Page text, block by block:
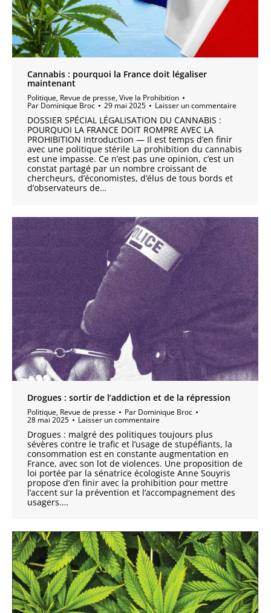
Cannabis : pourquoi la France doit légaliser
maintenant
Politique, Revue de presse,Vive la Prohibition
Par Dominique Broc 29 mai 2025 Laisser un commentaire
DOSSIER SPÉCIAL LÉGALISATION DU CANNABIS :
POURQUOI LA FRANCE DOIT ROMPRE AVEC LA
PROHIBITION Introduction — Il est temps d’en finir
avec une politique stérile La prohibition du cannabis
est une impasse. Ce n’est pas une opinion, c’est un
constat partagé par un nombre croissant de
chercheurs, d’économistes, d’élus de tous bords et
d’observateurs de…
Drogues : sortir de l’addiction et de la répression
Politique, Revue de presse Par Dominique Broc
28 mai 2025 Laisser un commentaire
Drogues : malgré des politiques toujours plus
sévères contre le trafic et l’usage de stupéfiants, la
consommation est en constante augmentation en
France, avec son lot de violences. Une proposition de
loi portée par la sénatrice écologiste Anne Souyris
propose d’en finir avec la prohibition pour mettre
l’accent sur la prévention et l’accompagnement des
usagers.…